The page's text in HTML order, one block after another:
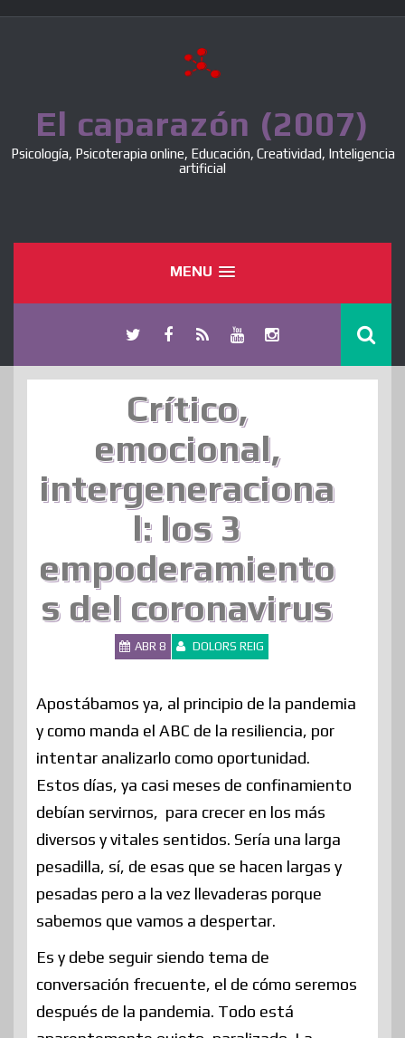
El caparazón (2007)
Psicología, Psicoterapia online, Educación, Creatividad, Inteligencia
artificial
MENU
Crítico,
emocional,
intergeneraciona
l: los 3
empoderamiento
s del coronavirus
ABR 8 DOLORS REIG
Apostábamos ya, al principio de la pandemia
y como manda el ABC de la resiliencia, por
intentar analizarlo como oportunidad.
Estos días, ya casi meses de confinamiento
debían servirnos, para crecer en los más
diversos y vitales sentidos. Sería una larga
pesadilla, sí, de esas que se hacen largas y
pesadas pero a la vez llevaderas porque
sabemos que vamos a despertar.
Es y debe seguir siendo tema de
conversación frecuente, el de cómo seremos
después de la pandemia. Todo está